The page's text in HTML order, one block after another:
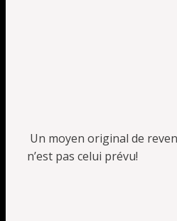
Un moyen original de
n’est pas celui prévu!